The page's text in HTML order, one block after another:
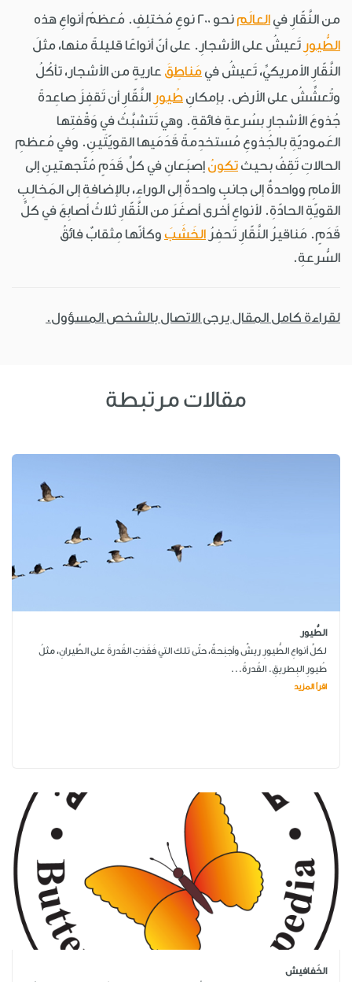
من النَّقّارِ في العالَمنحو 200 نوعٍ مُختلِفٍ. مُعظمُ أنواعِ هذه
الطُّيورِ تَعيشُ على الأشجارِ. على أنّ أنواعًا قليلةً منها، مثلَ
النَّقّارِ الأمريكيِّ، تَعيشُ في مَناطِقَ عاريةٍ من الأشجار، تأكُلُ
وتُعشِّشُ على الأرض. بإمكانِ طُيورِ النَّقّارِ أن تَقفِزَ صاعِدةً
جُذوعَ الأشجارِ بسُرعةٍ فائقةٍ. وهي تَتشبَّثُ في وَقْفتِها
العَموديّةِ بالجُذوعِ مُستخدِمةً قَدَمَيها القويّتَينِ. وفي مُعظمِ
الحالاتِ تَقِفُ بحيث تكونُإصبَعانِ في كلِّ قَدَمٍ مُتّجهتينِ إلى
الأمامِ وواحدةٌ إلى جانبٍ واحدةٌ إلى الوراءِ، بالإضافةِ إلى المَخالِبِ
القويّةِ الحادّةِ. لأنواعٍ أخرى أصغَرَ من النَّقّارِ ثلاثُ أصابِعَ في كلِّ
قَدَمٍ. مَناقيرُ النَّقّارِ تَحفِرُ الخَشَبَ وكأنّها مِثقابٌ فائقُ
السُّرعةِ.
لقراءة كامل المقال يرجى الاتصال بالشخص المسؤول.
مقالات مرتبطة
الطُّيور
لكلِّ أنواعِ الطُّيورِ ريشٌ وأجنِحةٌ، حتّى تلك التي فَقَدَتِ القُدرةَ على الطَّيرانِ، مثلُ
طُيورِ البِطريقِ. القُدرةُ...
اقرأ المزيد
الخَفافيش